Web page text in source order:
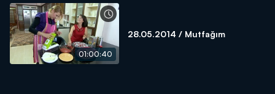
01:00:40
28.05.2014 / Mutfağım